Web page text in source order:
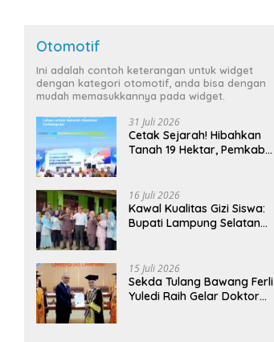
Otomotif
Ini adalah contoh keterangan untuk widget
dengan kategori otomotif, anda bisa dengan
mudah memasukkannya pada widget.
31 Juli 2026
Cetak Sejarah! Hibahkan
Tanah 19 Hektar, Pemkab
Terintegrasi Pertama di
Lampung
16 Juli 2026
Kawal Kualitas Gizi Siswa:
Bupati Lampung Selatan
Bergizi Gratis di Natar
15 Juli 2026
Sekda Tulang Bawang Ferli
Yuledi Raih Gelar Doktor